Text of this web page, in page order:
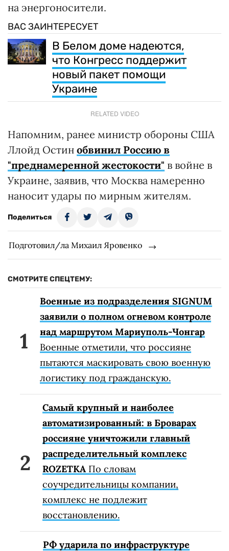
на энергоносители.
ВАС ЗАИНТЕРЕСУЕТ
В Белом доме надеются,
что Конгресс поддержит
новый пакет помощи
Украине
RELATED VIDEO
Напомним, ранее министр обороны США
Ллойд Остин обвинил Россию в
"преднамеренной жестокости" в войне в
Украине, заявив, что Москва намеренно
наносит удары по мирным жителям.
Поделиться
Подготовил/ла Михаил Яровенко
СМОТРИТЕ СПЕЦТЕМУ:
Военные из подразделения SIGNUM
заявили о полном огневом контроле
над маршрутом Мариуполь-Чонгар
Военные отметили, что россияне
пытаются маскировать свою военную
логистику под гражданскую.
Самый крупный и наиболее
автоматизированный: в Броварах
россияне уничтожили главный
распределительный комплекс
ROZETKA По словам
соучредительницы компании,
комплекс не подлежит
восстановлению.
РФ ударила по инфраструктуре